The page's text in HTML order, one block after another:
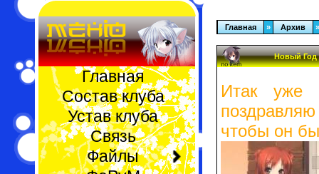
Главная
Состав клуба
Устав клуба
Связь
Файлы
Главная » Архив
Новый Год
Итак уже
чтобы он